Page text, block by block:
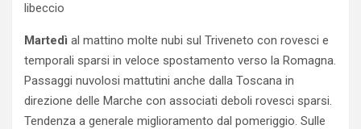
libeccio
Martedì al mattino molte nubi sul Triveneto con rovesci e
temporali sparsi in veloce spostamento verso la Romagna.
Passaggi nuvolosi mattutini anche dalla Toscana in
direzione delle Marche con associati deboli rovesci sparsi.
Tendenza a generale miglioramento dal pomeriggio. Sulle